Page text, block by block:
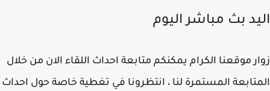
بث مباشر اليوم
موقعنا الكرام يمكنكم متابعة احداث اللقاء الان من خلال
المستمرة لنا ، انتظرونا في تغطية خاصة حول احداث